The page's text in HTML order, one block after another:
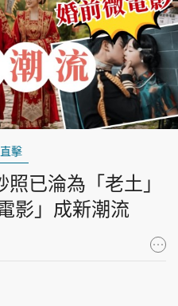
擊
已淪為「老土」
影」成新潮流